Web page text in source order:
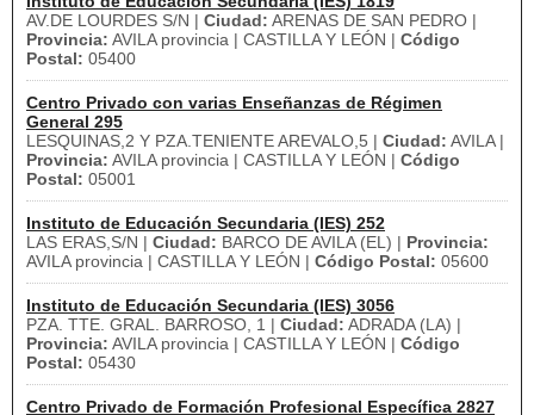
AV.DE LOURDES S/N | Ciudad: ARENAS DE SAN PEDRO |
Provincia: AVILA provincia | CASTILLA Y LEÓN | Código
Postal: 05400
Centro Privado con varias Enseñanzas de Régimen
General 295
LESQUINAS,2 Y PZA.TENIENTE AREVALO,5 | Ciudad: AVILA |
Provincia: AVILA provincia | CASTILLA Y LEÓN | Código
Postal: 05001
Instituto de Educación Secundaria (IES) 252
LAS ERAS,S/N | Ciudad: BARCO DE AVILA (EL) | Provincia:
AVILA provincia | CASTILLA Y LEÓN | Código Postal: 05600
Instituto de Educación Secundaria (IES) 3056
PZA. TTE. GRAL. BARROSO, 1 | Ciudad: ADRADA (LA) |
Provincia: AVILA provincia | CASTILLA Y LEÓN | Código
Postal: 05430
Centro Privado de Formación Profesional Específica 2827